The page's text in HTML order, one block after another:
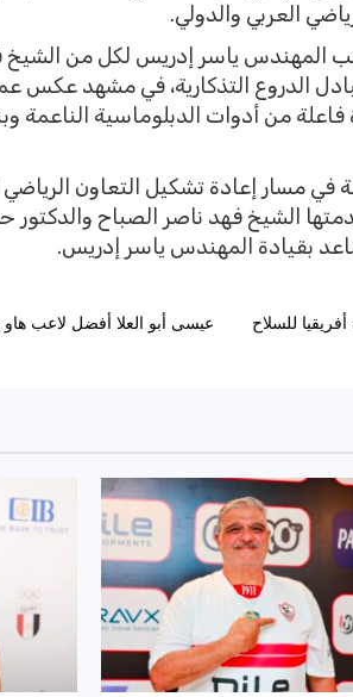
العربي والدولي.
المهندس ياسر إدريس لكل من الشيخ
الدروع التذكارية، في مشهد عكس
فاعلة من أدوات الدبلوماسية الناعمة
في مسار إعادة تشكيل التعاون
الشيخ فهد ناصر الصباح والدكتور
بقيادة المهندس ياسر إدريس.
عيسى أبو العلا أفضل لاعب
للسلاح